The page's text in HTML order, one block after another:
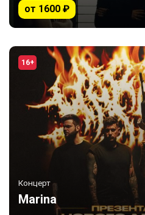
от 1600 ₽
16+
Концерт
Marina